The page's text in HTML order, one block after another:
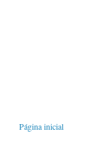
Página inicial